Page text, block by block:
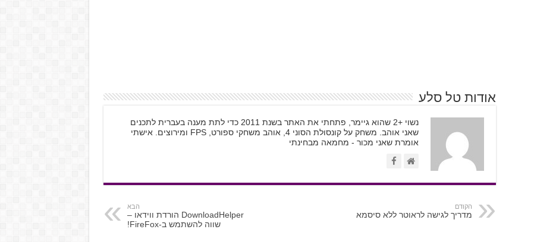
אודות טל סלע
נשוי +2 שהוא גיימר, פתחתי את האתר בשנת 2011 כדי לתת מענה בעברית לתכנים
שאני אוהב. משחק על קונסולת הסוני 4, אוהב משחקי ספורט, FPS ומירוצים. אישתי
אומרת שאני מכור - מחמאה מבחינתי
הקודם
מדריך לגישה לראוטר ללא סיסמא
הבא
DownloadHelper הורדת ווידאו –
שווה להשתמש ב-FireFox!